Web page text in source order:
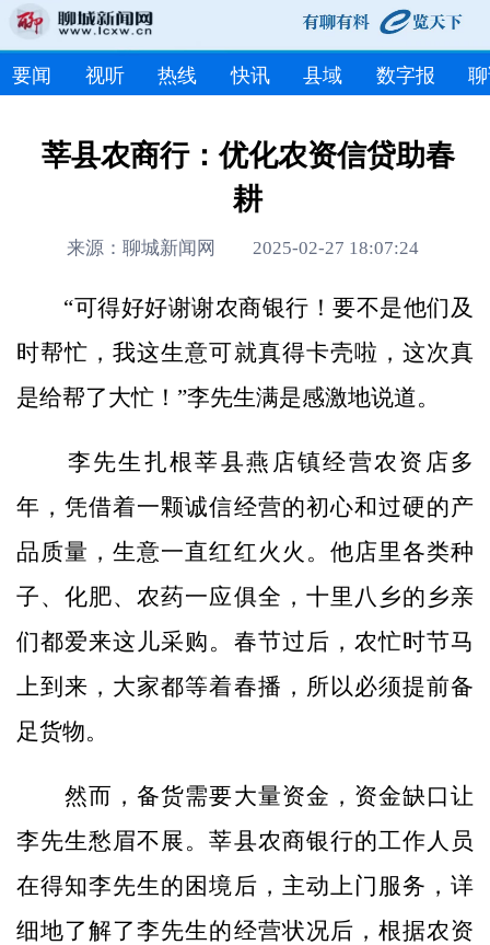
要闻 视听 热线 快讯 县域 数字报
莘县农商行：优化农资信贷助春
耕
来源：聊城新闻网 2025-02-27 18:07:24
“可得好好谢谢农商银行！要不是他们及
时帮忙，我这生意可就真得卡壳啦，这次真
是给帮了大忙！”李先生满是感激地说道。
李先生扎根莘县燕店镇经营农资店多
年，凭借着一颗诚信经营的初心和过硬的产
品质量，生意一直红红火火。他店里各类种
子、化肥、农药一应俱全，十里八乡的乡亲
们都爱来这儿采购。春节过后，农忙时节马
上到来，大家都等着春播，所以必须提前备
足货物。
然而，备货需要大量资金，资金缺口让
李先生愁眉不展。莘县农商银行的工作人员
在得知李先生的困境后，主动上门服务，详
细地了解了李先生的经营状况后，根据农资